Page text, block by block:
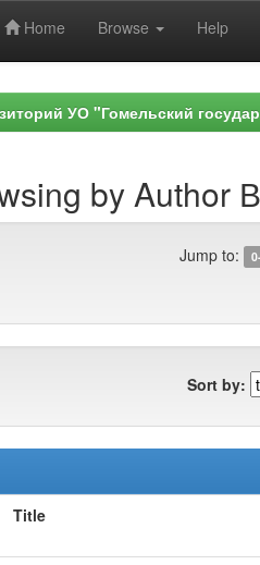
Home Browse Help
УО "Гомельский
by Author
Jump to:
Sort by:
Title